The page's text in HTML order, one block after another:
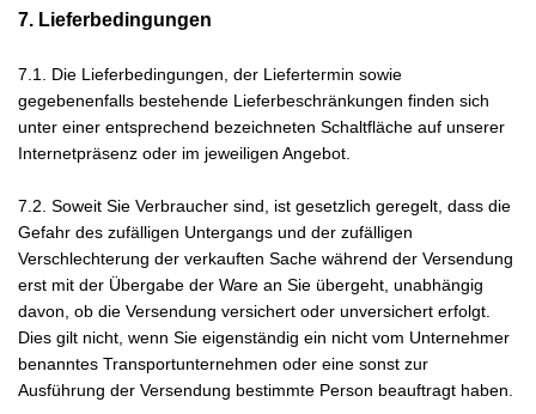
7. Lieferbedingungen
7.1. Die Lieferbedingungen, der Liefertermin sowie
gegebenenfalls bestehende Lieferbeschränkungen finden sich
unter einer entsprechend bezeichneten Schaltfläche auf unserer
Internetpräsenz oder im jeweiligen Angebot.
7.2. Soweit Sie Verbraucher sind, ist gesetzlich geregelt, dass die
Gefahr des zufälligen Untergangs und der zufälligen
Verschlechterung der verkauften Sache während der Versendung
erst mit der Übergabe der Ware an Sie übergeht, unabhängig
davon, ob die Versendung versichert oder unversichert erfolgt.
Dies gilt nicht, wenn Sie eigenständig ein nicht vom Unternehmer
benanntes Transportunternehmen oder eine sonst zur
Ausführung der Versendung bestimmte Person beauftragt haben.